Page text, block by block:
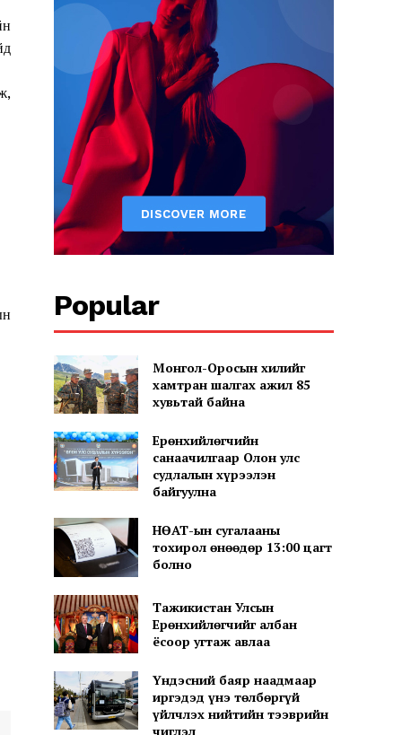
Popular
Монгол-Оросын хилийг
хамтран шалгах ажил 85
хувьтай байна
Ерөнхийлөгчийн
санаачилгаар Олон улс
судлалын хүрээлэн
байгуулна
НӨАТ-ын сугалааны
тохирол өнөөдөр 13:00 цагт
болно
Тажикистан Улсын
Ерөнхийлөгчийг албан
ёсоор угтаж авлаа
Үндэсний баяр наадмаар
иргэдэд үнэ төлбөргүй
үйлчлэх нийтийн тээврийн
чиглэл